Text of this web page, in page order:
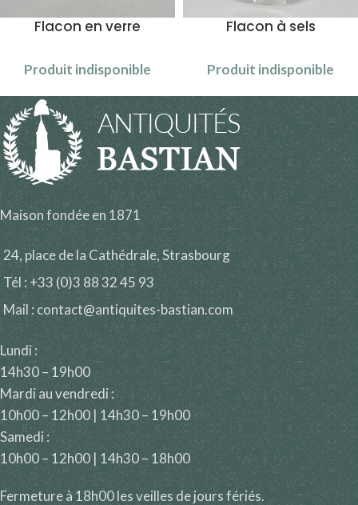
Flacon en verre
Produit indisponible
Flacon à sels
Produit indisponible
Maison fondée en 1871
24, place de la Cathédrale, Strasbourg
Tél : +33 (0)3 88 32 45 93
Mail : contact@antiquites-bastian.com
Lundi :
14h30 – 19h00
Mardi au vendredi :
10h00 – 12h00 | 14h30 – 19h00
Samedi :
10h00 – 12h00 | 14h30 – 18h00
Fermeture à 18h00 les veilles de jours fériés.